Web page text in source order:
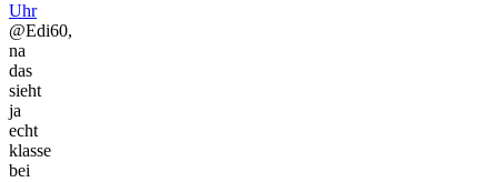
Uhr
@Edi60,
na
das
sieht
ja
echt
klasse
bei